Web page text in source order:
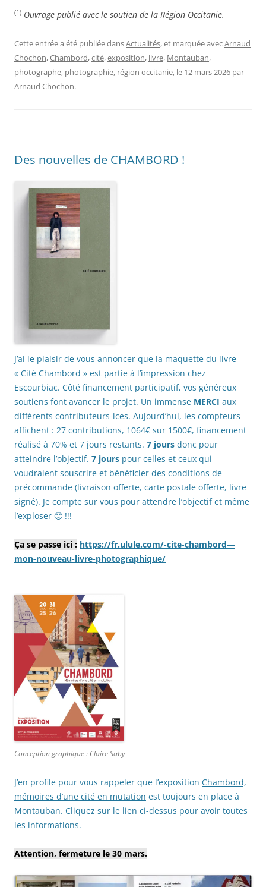
(1) Ouvrage publié avec le soutien de la Région Occitanie.
Cette entrée a été publiée dansActualités, et marquée avecArnaud
Chochon,Chambord,cité,exposition, livre, Montauban,
photographe, photographie, région occitanie, le 12 mars 2026 par
Arnaud Chochon.
Des nouvelles de CHAMBORD !
J’ai le plaisir de vous annoncer que la maquette du livre
« Cité Chambord » est partie à l’impression chez
Escourbiac. Côté financement participatif, vos généreux
soutiens font avancer le projet. Un immense MERCI aux
différents contributeurs-ices. Aujourd’hui, les compteurs
affichent : 27 contributions, 1064€ sur 1500€, financement
réalisé à 70% et 7 jours restants. 7 jours donc pour
atteindre l’objectif. 7 jours pour celles et ceux qui
voudraient souscrire et bénéficier des conditions de
précommande (livraison offerte, carte postale offerte, livre
signé). Je compte sur vous pour attendre l’objectif et même
l’exploser 🙂 !!!
Ça se passe ici : https://fr.ulule.com/-cite-chambord—
mon-nouveau-livre-photographique/
Conception graphique : Claire Saby
J’en profile pour vous rappeler que l’exposition Chambord,
mémoires d’une cité en mutation est toujours en place à
Montauban. Cliquez sur le lien ci-dessus pour avoir toutes
les informations.
Attention, fermeture le 30 mars.